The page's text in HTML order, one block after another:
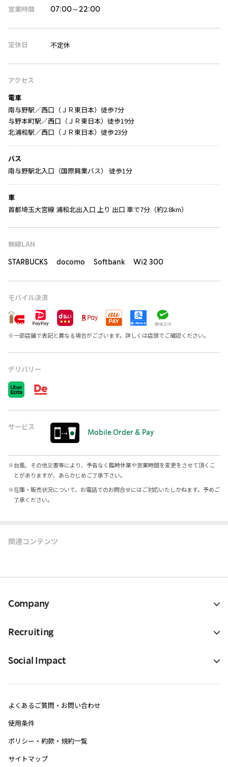
営業時間 07:00～22:00
定休日 不定休
アクセス
電車
南与野駅／西口（ＪＲ東日本）徒歩7分
与野本町駅／西口（ＪＲ東日本）徒歩19分
北浦和駅／西口（ＪＲ東日本）徒歩23分
バス
南与野駅北入口（国際興業バス） 徒歩1分
車
首都埼玉大宮線 浦和北出入口 上り 出口 車で7分（約2.8km）
無線LAN
STARBUCKS docomo Softbank Wi2 300
モバイル決済
※一部店舗で表記と異なる場合がございます。詳しくは店頭でご確認ください。
デリバリー
サービス
Mobile Order & Pay
※台風、その他災害等により、予告なく臨時休業や営業時間を変更をさせて頂くこ
とがありますが、あらかじめご了承下さい。
※在庫・販売状況について、お電話でのお問合せにはご対応いたしかねます。予めご
了承ください。
関連コンテンツ
Company
Recruiting
Social Impact
よくあるご質問・お問い合わせ
使用条件
ポリシー・約款・規約一覧
サイトマップ